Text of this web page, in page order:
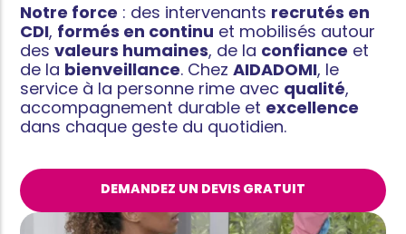
Notre force : des intervenants recrutés en
CDI, formés en continu et mobilisés autour
desvaleurs humaines, de la confiance et
de la bienveillance. ChezAIDADOMI, le
service à la personne rime avec qualité,
accompagnement durable et excellence
dans chaque geste du quotidien.
DEMANDEZ UN DEVIS GRATUIT